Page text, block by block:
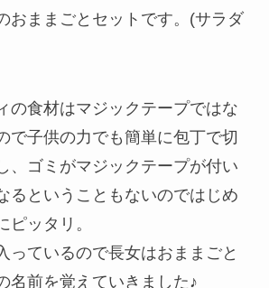
おままごとセットです。(サラダ
の食材はマジックテープではな
で子供の力でも簡単に包丁で切
、ゴミがマジックテープが付い
るということもないのではじめ
ピッタリ。
っているので長女はおままごと
名前を覚えていきました♪